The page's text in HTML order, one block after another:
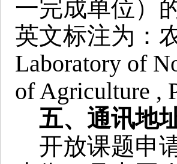
一完成单位）
英文标注为：
Laboratory of
of Agriculture ,
五、通讯地
开放课题申